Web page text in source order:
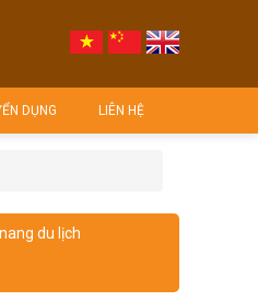
DỤNG LIÊN HỆ
du lịch